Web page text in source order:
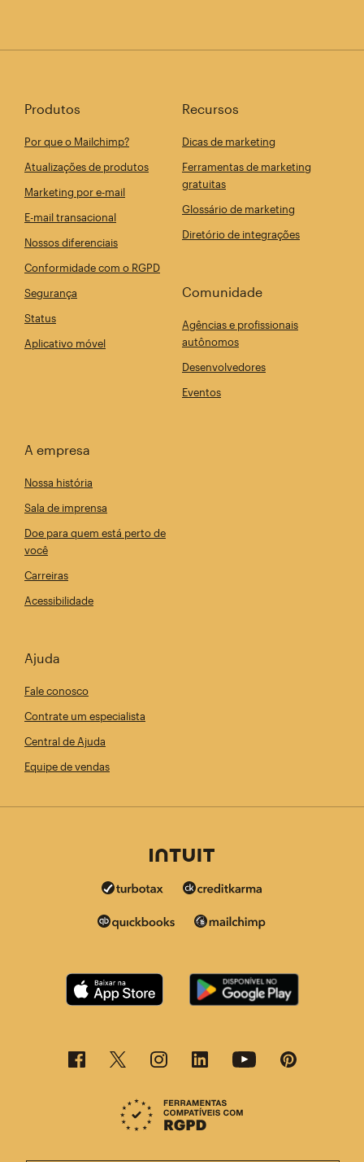
Produtos
Por que o Mailchimp?
Atualizações de produtos
Marketing por e-mail
E-mail transacional
Nossos diferenciais
Conformidade com o RGPD
Segurança
Status
Aplicativo móvel
Recursos
Dicas de marketing
Ferramentas de marketing
gratuitas
Glossário de marketing
Diretório de integrações
Comunidade
Agências e profissionais
autônomos
Desenvolvedores
Eventos
A empresa
Nossa história
Sala de imprensa
Doe para quem está perto de
você
Carreiras
Acessibilidade
Ajuda
Fale conosco
Contrate um especialista
Central de Ajuda
Equipe de vendas